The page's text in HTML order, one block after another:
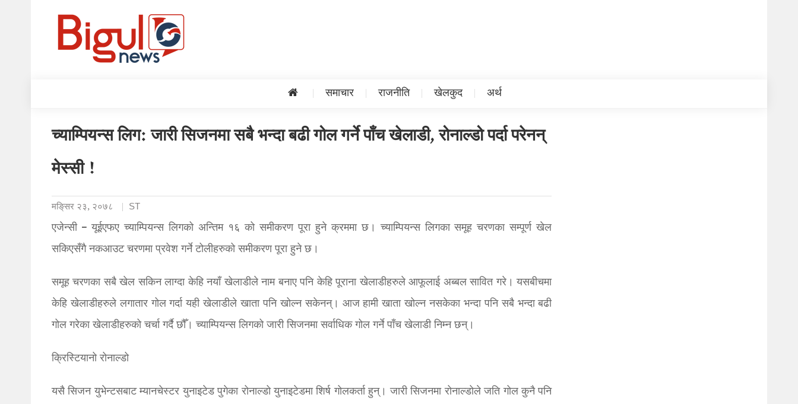
समाचार राजनीति खेलकुद अर्थ
च्याम्पियन्स लिग: जारी सिजनमा सबै भन्दा बढी गोल गर्ने पाँच खेलाडी, रोनाल्डो पर्दा परेनन्
मेस्सी !
मङि्सर २३, २०७८ ST
एजेन्सी – यूईएफए च्याम्पियन्स लिगको अन्तिम १६ को समीकरण पूरा हुने क्रममा छ। च्याम्पियन्स लिगका समूह चरणका सम्पूर्ण खेल
सकिएसँगै नकआउट चरणमा प्रवेश गर्ने टोलीहरुको समीकरण पूरा हुने छ।
समूह चरणका सबै खेल सकिन लाग्दा केहि नयाँ खेलाडीले नाम बनाए पनि केहि पूराना खेलाडीहरुले आफूलाई अब्बल सावित गरे। यसबीचमा
केहि खेलाडीहरुले लगातार गोल गर्दा यही खेलाडीले खाता पनि खोल्न सकेनन्। आज हामी खाता खोल्न नसकेका भन्दा पनि सबै भन्दा बढी
गोल गरेका खेलाडीहरुको चर्चा गर्दै छौँ। च्याम्पियन्स लिगको जारी सिजनमा सर्वाधिक गोल गर्ने पाँच खेलाडी निम्न छन्।
क्रिस्टियानो रोनाल्डो
यसै सिजन युभेन्टसबाट म्यानचेस्टर युनाइटेड पुगेका रोनाल्डो युनाइटेडमा शिर्ष गोलकर्ता हुन्। जारी सिजनमा रोनाल्डोले जति गोल कुनै पनि